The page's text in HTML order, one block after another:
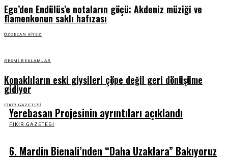
Ege’den Endülüs’e notaların göçü: Akdeniz müziği ve
flamenkonun saklı hafızası
ÖZGECAN SIYEZ
RESMI REKLAMLAR
Konaklıların eski giysileri çöpe değil geri dönüşüme
gidiyor
FIKIR GAZETESI
Yerebasan Projesinin ayrıntıları açıklandı
FIKIR GAZETESI
6. Mardin Bienali’nden “Daha Uzaklara” Bakıyoruz